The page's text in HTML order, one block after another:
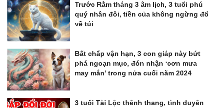
Trước Rằm tháng 3 âm lịch, 3 tuổi phú
quý nhân đôi, tiền của không ngừng đổ
về túi
Bất chấp vận hạn, 3 con giáp này bứt
phá ngoạn mục, đón nhận ‘cơn mưa
may mắn’ trong nửa cuối năm 2024 ️
3 tuổi Tài Lộc thênh thang, tình duyên